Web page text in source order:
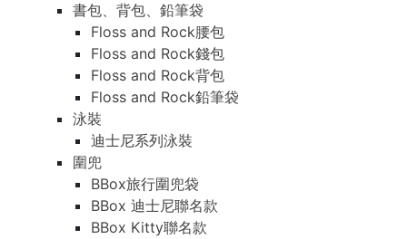
書包、背包、鉛筆袋
Floss and Rock腰包
Floss and Rock錢包
Floss and Rock背包
Floss and Rock鉛筆袋
泳裝
迪士尼系列泳裝
圍兜
BBox旅行圍兜袋
BBox 迪士尼聯名款
BBox Kitty聯名款